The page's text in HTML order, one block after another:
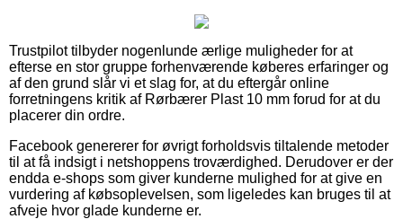
Trustpilot tilbyder nogenlunde ærlige muligheder for at
efterse en stor gruppe forhenværende køberes erfaringer og
af den grund slår vi et slag for, at du eftergår online
forretningens kritik af Rørbærer Plast 10 mm forud for at du
placerer din ordre.
Facebook genererer for øvrigt forholdsvis tiltalende metoder
til at få indsigt i netshoppens troværdighed. Derudover er der
endda e-shops som giver kunderne mulighed for at give en
vurdering af købsoplevelsen, som ligeledes kan bruges til at
afveje hvor glade kunderne er.